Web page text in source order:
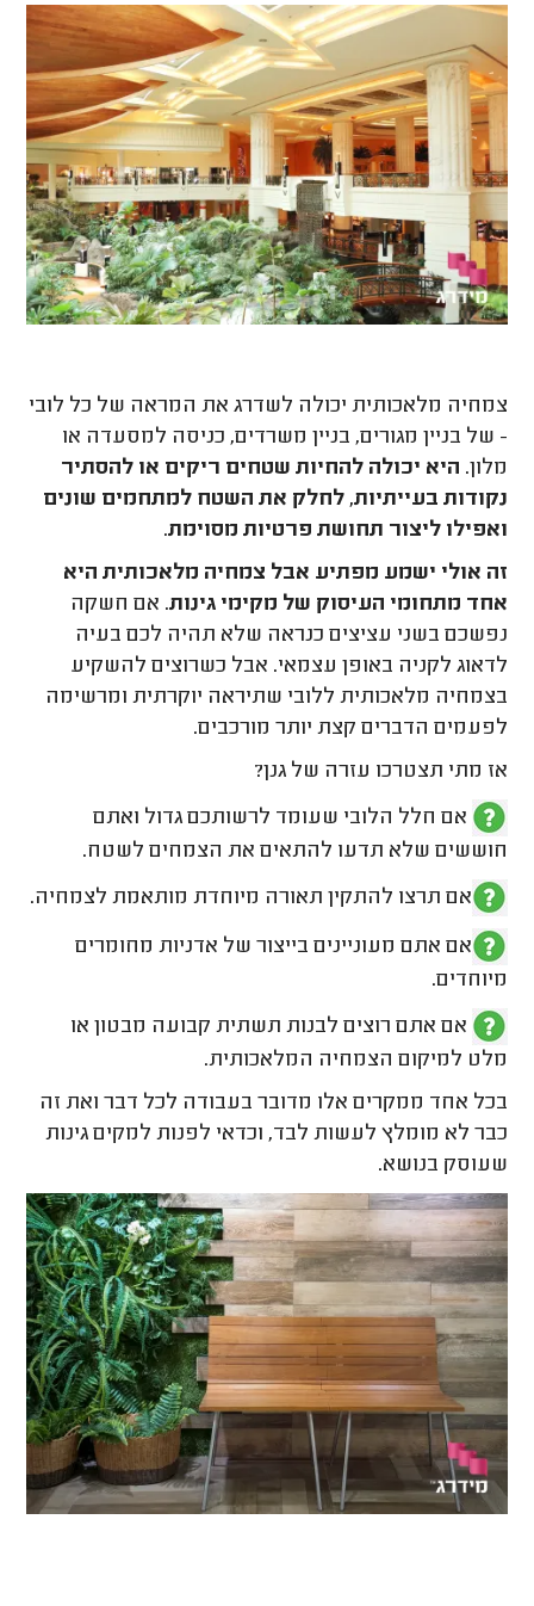
צמחיה מלאכותית יכולה לשדרג את המראה של כל לובי
- של בניין מגורים, בניין משרדים, כניסה למסעדה או
מלון. היא יכולה להחיות שטחים ריקים או להסתיר
נקודות בעייתיות, לחלק את השטח למתחמים שונים
ואפילו ליצור תחושת פרטיות מסוימת.
זה אולי ישמע מפתיע אבל צמחיה מלאכותית היא
אחד מתחומי העיסוק של מקימי גינות. אם חשקה
נפשכם בשני עציצים כנראה שלא תהיה לכם בעיה
לדאוג לקניה באופן עצמאי. אבל כשרוצים להשקיע
בצמחיה מלאכותית ללובי שתיראה יוקרתית ומרשימה
לפעמים הדברים קצת יותר מורכבים.
אז מתי תצטרכו עזרה של גנן?
אם חלל הלובי שעומד לרשותכם גדול ואתם
חוששים שלא תדעו להתאים את הצמחים לשטח.
אם תרצו להתקין תאורה מיוחדת מותאמת לצמחיה.
אם אתם מעוניינים בייצור של אדניות מחומרים
מיוחדים.
אם אתם רוצים לבנות תשתית קבועה מבטון או
מלט למיקום הצמחיה המלאכותית.
בכל אחד ממקרים אלו מדובר בעבודה לכל דבר ואת זה
כבר לא מומלץ לעשות לבד, וכדאי לפנות למקים גינות
שעוסק בנושא.